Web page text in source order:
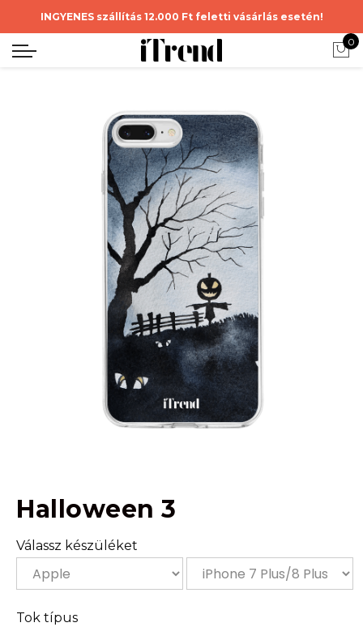
INGYENES szállítás 12.000 Ft feletti vásárlás esetén!
0
Halloween 3
Válassz készüléket
Tok típus